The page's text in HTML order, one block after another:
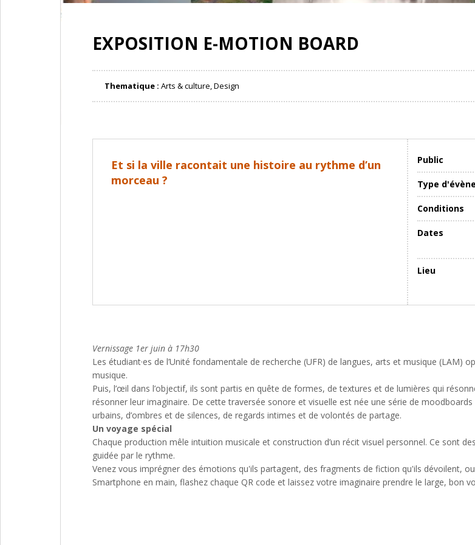
EXPOSITION E-MOTION BOARD
Thematique : Arts & culture, Design
Et si la ville racontait une histoire au rythme d’un
morceau ?
Public
Type
Conditions
Dates
Lieu
Vernissage 1er juin à 17h30
Les étudiant·es de l’Unité fondamentale de recherche (UFR) de langues, arts et musique (LAM)
musique.
Puis, l’œil dans l’objectif, ils sont partis en quête de formes, de textures et de lumières qui
résonner leur imaginaire. De cette traversée sonore et visuelle est née une série de
urbains, d’ombres et de silences, de regards intimes et de volontés de partage.
Un voyage spécial
Chaque production mêle intuition musicale et construction d’un récit visuel personnel. Ce sont
guidée par le rythme.
Venez vous imprégner des émotions qu'ils partagent, des fragments de fiction qu'ils dévoilent,
Smartphone en main, flashez chaque QR code et laissez votre imaginaire prendre le large, bon